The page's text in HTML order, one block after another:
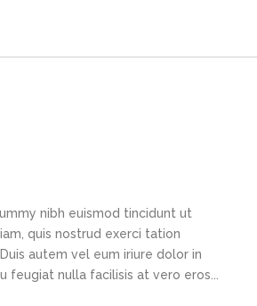
nibh euismod tincidunt ut
quis nostrud exerci tation
autem vel eum iriure dolor in
nulla facilisis at vero eros...